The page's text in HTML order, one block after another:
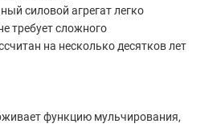
силовой агрегат легко
требует сложного
на несколько десятков лет
функцию мульчирования,